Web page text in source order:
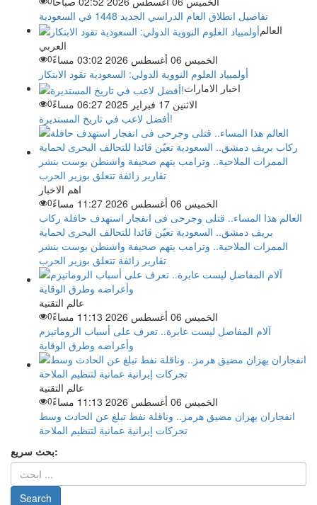
تفاصيل انطلاق العام الدراسي الجديد 1448 في السعودية
العالم
العربي
الخميس 06 أغسطس 2026 03:02 مساءً
0
أولمبياد العلوم النووية الدولي: السعودية تقود الابتكار
اخبار الامارات
الاثنين 17 فبراير 2025 06:27 مساءً
0
أفضل لاعب في تاريخ المستديرة!
اهم الاخبار
الخميس 06 أغسطس 2026 11:27 مساءً
0
العالم هذا المساء.. قتلى وجرحى فى انفجار استهدف حافلة ركاب
بريف دمشق.. السعودية تعيّن قائدا للتحالف البحرى لحماية
الممرات الملاحية.. وترامب يتهم صحيفة واشنطن بوست بنشر
تقارير زائفة تتعلق بوزير الحرب
عالم التقنية
الخميس 06 أغسطس 2026 11:13 مساءً
0
آلام المفاصل ليست عابرة.. تعرف على أسباب الروماتيزم
وأعراضه وطرق الوقاية
عالم التقنية
الخميس 06 أغسطس 2026 11:13 مساءً
0
انفجاران يهزان مضيق هرمز.. وناقلة نفط تبلغ عن الحادث وسط
تحركات إيرانية عمانية لتنظيم الملاحة
بحث سريع: